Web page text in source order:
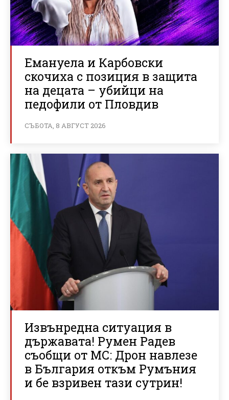
Емануела и Карбовски
скочиха с позиция в защита
на децата – убийци на
педофили от Пловдив
СЪБОТА, 8 АВГУСТ 2026
Извънредна ситуация в
държавата! Румен Радев
съобщи от МС: Дрон навлезе
в България откъм Румъния
и бе взривен тази сутрин!